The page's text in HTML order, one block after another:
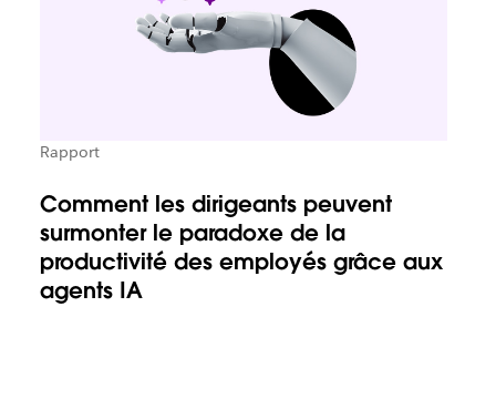
Rapport
Comment les dirigeants peuvent
surmonter le paradoxe de la
productivité des employés grâce aux
agents IA